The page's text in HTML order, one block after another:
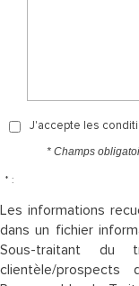
J'accepte les
* Champs
* :
Les informations
dans un fichier
Sous-traitant
clientèle/